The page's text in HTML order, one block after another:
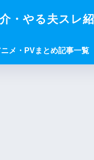
・やる夫スレ
ニメ・PVまとめ記事一覧